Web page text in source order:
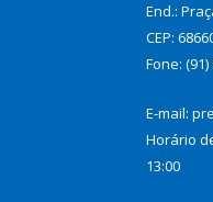
End.:
CEP:
Fone:
E-mail:
Horário
13:00